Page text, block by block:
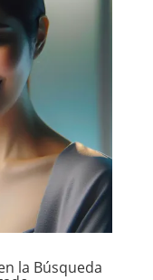
la Búsqueda